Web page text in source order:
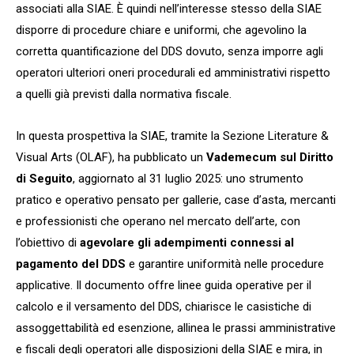
associati alla SIAE. È quindi nell’interesse stesso della SIAE
disporre di procedure chiare e uniformi, che agevolino la
corretta quantificazione del DDS dovuto, senza imporre agli
operatori ulteriori oneri procedurali ed amministrativi rispetto
a quelli già previsti dalla normativa fiscale.
In questa prospettiva la SIAE, tramite la Sezione Literature &
Visual Arts (OLAF), ha pubblicato un Vademecum sul Diritto
di Seguito, aggiornato al 31 luglio 2025: uno strumento
pratico e operativo pensato per gallerie, case d’asta, mercanti
e professionisti che operano nel mercato dell’arte, con
l’obiettivo di agevolare gli adempimenti connessi al
pagamento del DDS e garantire uniformità nelle procedure
applicative. Il documento offre linee guida operative per il
calcolo e il versamento del DDS, chiarisce le casistiche di
assoggettabilità ed esenzione, allinea le prassi amministrative
e fiscali degli operatori alle disposizioni della SIAE e mira, in